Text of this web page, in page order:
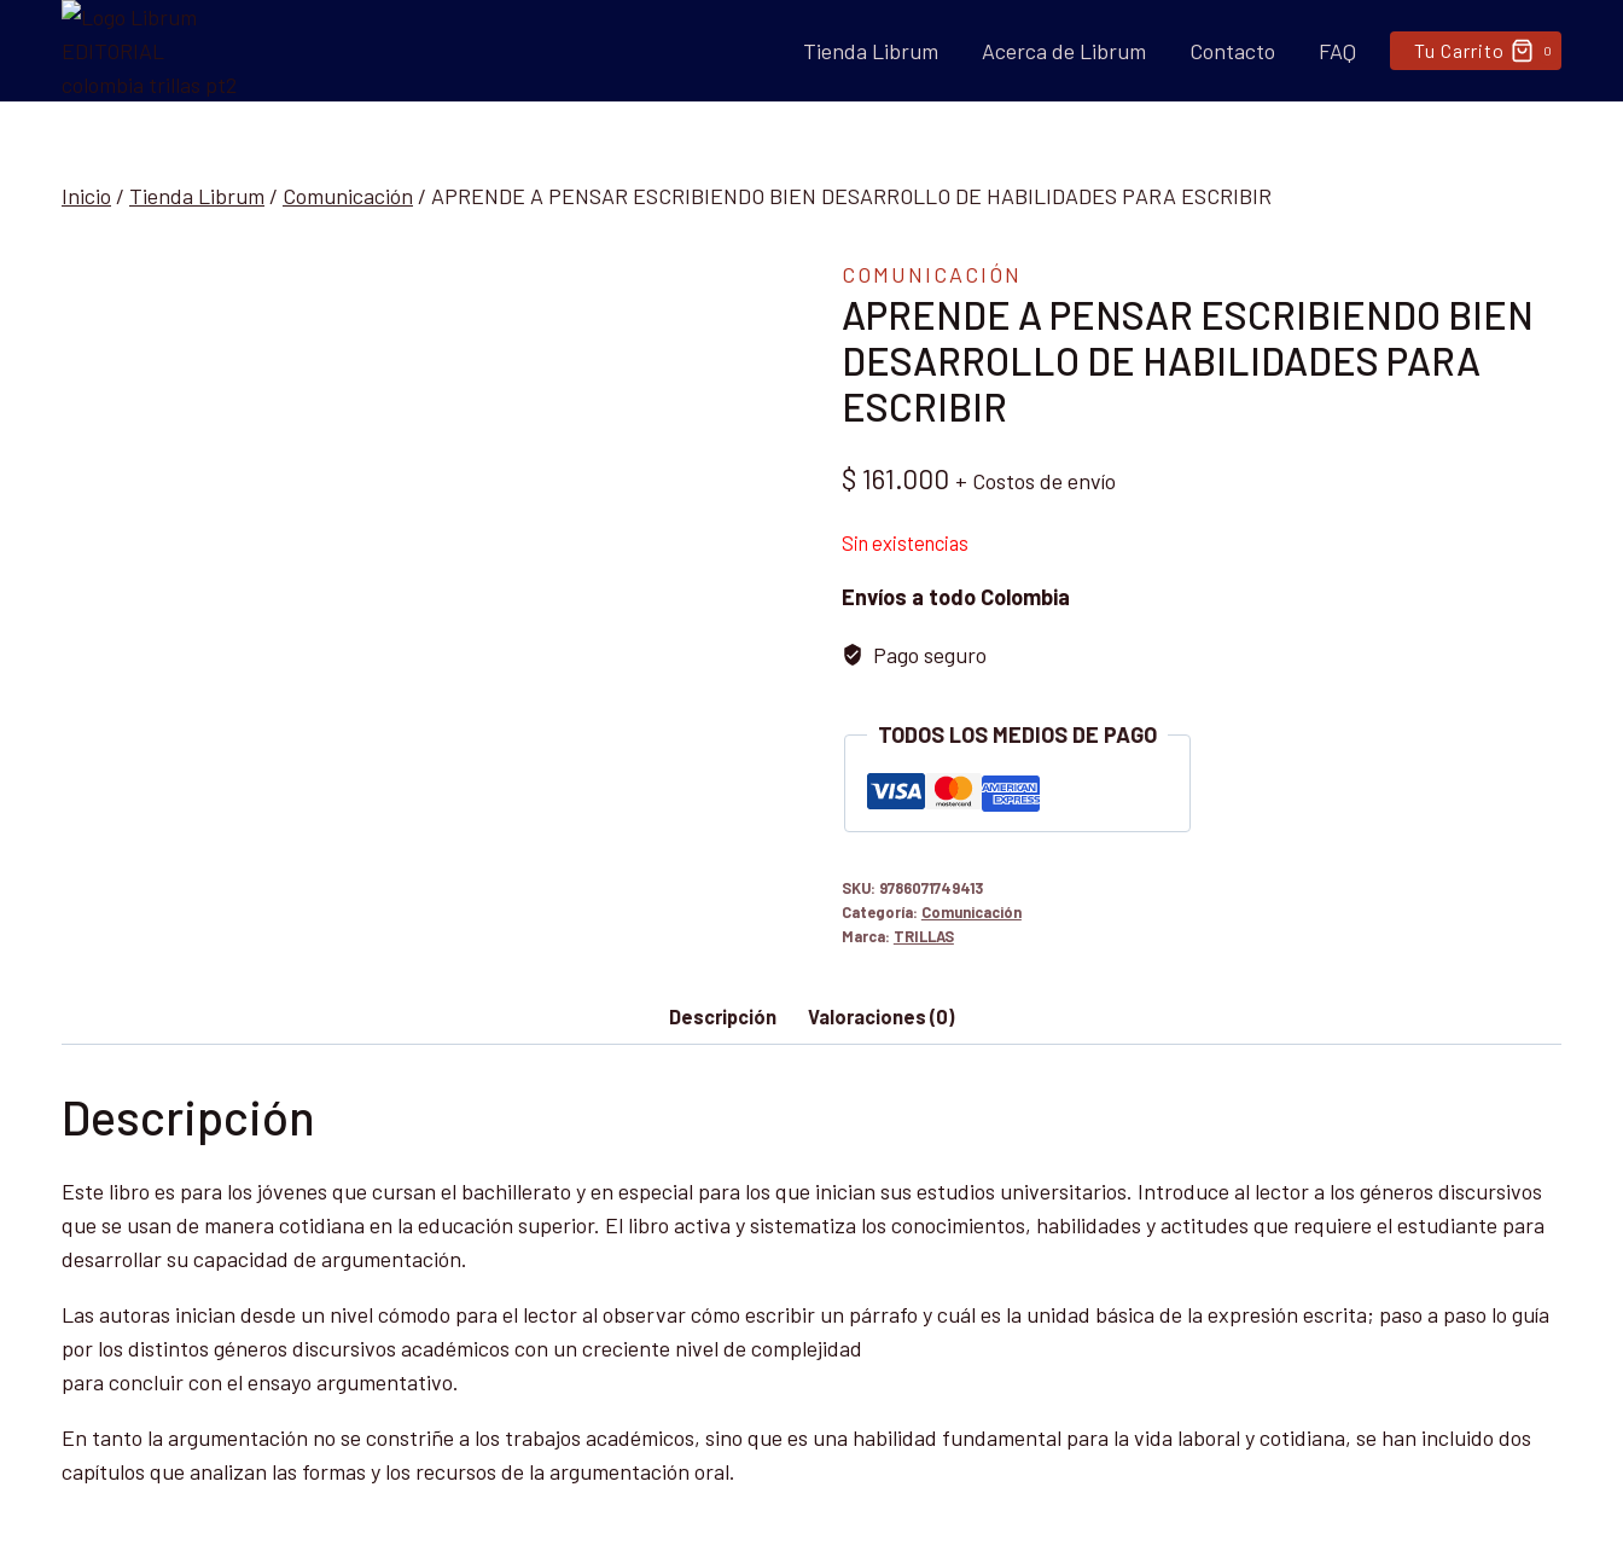
contenido
Tienda Librum Acerca de Librum Contacto FAQ Tu Carrito 0
Inicio / Tienda Librum / Comunicación / APRENDE A PENSAR ESCRIBIENDO BIEN DESARROLLO DE HABILIDADES PARA ESCRIBIR
COMUNICACIÓN
APRENDE A PENSAR ESCRIBIENDO BIEN
DESARROLLO DE HABILIDADES PARA
ESCRIBIR
$ 161.000 + Costos de envío
Sin existencias
Envíos a todo Colombia
Pago seguro
TODOS LOS MEDIOS DE PAGO
SKU: 9786071749413
Categoría: Comunicación
Marca: TRILLAS
Descripción Valoraciones (0)
Descripción
Este libro es para los jóvenes que cursan el bachillerato y en especial para los que inician sus estudios universitarios. Introduce al lector a los géneros discursivos
que se usan de manera cotidiana en la educación superior. El libro activa y sistematiza los conocimientos, habilidades y actitudes que requiere el estudiante para
desarrollar su capacidad de argumentación.
Las autoras inician desde un nivel cómodo para el lector al observar cómo escribir un párrafo y cuál es la unidad básica de la expresión escrita; paso a paso lo guía
por los distintos géneros discursivos académicos con un creciente nivel de complejidad
para concluir con el ensayo argumentativo.
En tanto la argumentación no se constriñe a los trabajos académicos, sino que es una habilidad fundamental para la vida laboral y cotidiana, se han incluido dos
capítulos que analizan las formas y los recursos de la argumentación oral.